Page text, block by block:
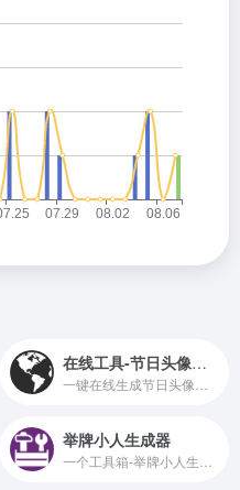
在线工具-节日头像制作
举牌小人生成器